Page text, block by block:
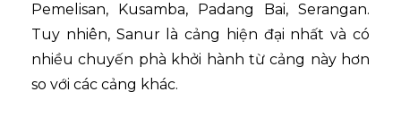
Pemelisan, Kusamba, Padang Bai, Serangan.
Tuy nhiên, Sanur là cảng hiện đại nhất và có
nhiều chuyến phà khởi hành từ cảng này hơn
so với các cảng khác.